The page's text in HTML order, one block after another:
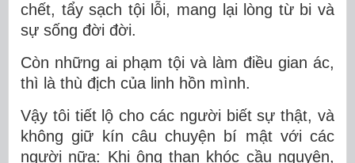
chết, tẩy sạch tội lỗi, mang lại lòng từ bi và
sự sống đời đời.
Còn những ai phạm tội và làm điều gian ác,
thì là thù địch của linh hồn mình.
Vậy tôi tiết lộ cho các người biết sự thật, và
không giữ kín câu chuyện bí mật với các
người nữa: Khi ông than khóc cầu nguyện,